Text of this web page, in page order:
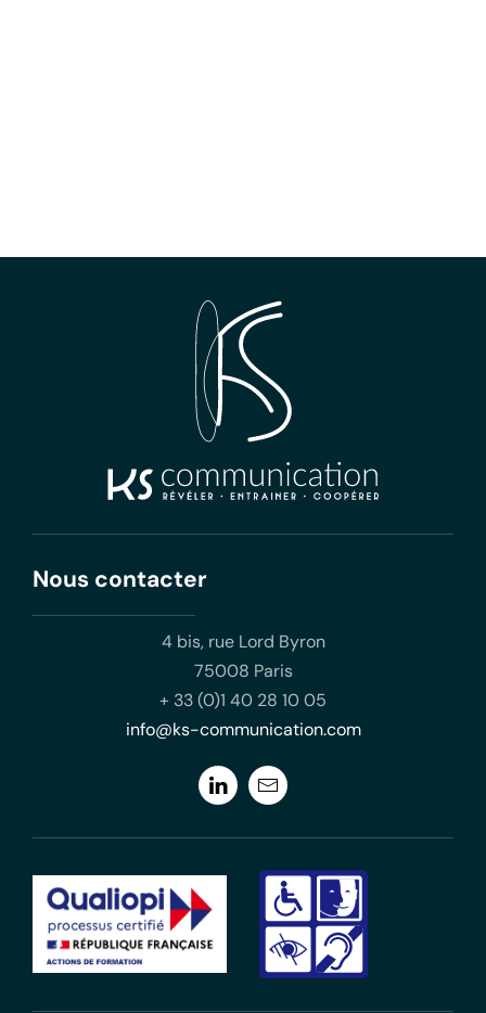
Nous contacter
4 bis, rue Lord Byron
75008 Paris
+ 33 (0)1 40 28 10 05
info@ks-communication.com